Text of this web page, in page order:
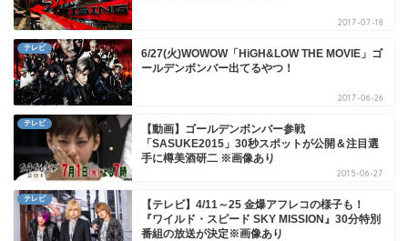
2017-07-18
テレビ
6/27(火)WOWOW「HiGH&LOW THE MOVIE」ゴ
ールデンボンバー出てるやつ！
2017-06-26
テレビ
【動画】ゴールデンボンバー参戦
「SASUKE2015」30秒スポットが公開＆注目選
手に樽美酒研二 ※画像あり
2015-06-27
テレビ
【テレビ】4/11～25 金爆アフレコの様子も！
『ワイルド・スピード SKY MISSION』30分特別
番組の放送が決定※画像あり